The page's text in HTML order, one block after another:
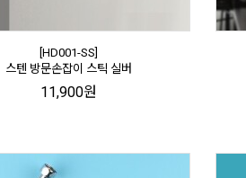
[HD001-SS]
스텐 방문손잡이 스틱 실버
11,900원